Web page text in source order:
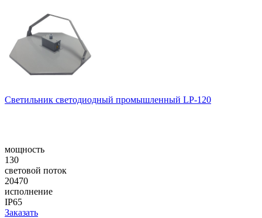
Светильник светодиодный промышленный LP-120
мощность
130
световой поток
20470
исполнение
IP65
Заказать